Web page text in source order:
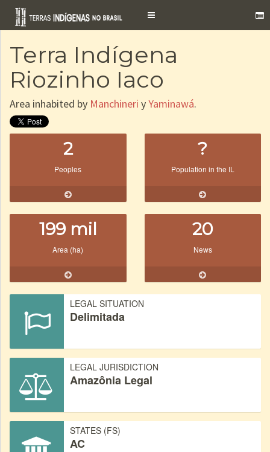
Toggle
Terra Indígena
Riozinho Iaco
Area inhabited by Manchineri yYaminawá.
2
Peoples
?
Population in the IL
199 mil
Area (ha)
20
News
LEGAL SITUATION
Delimitada
LEGAL JURISDICTION
Amazônia Legal
STATES (FS)
AC